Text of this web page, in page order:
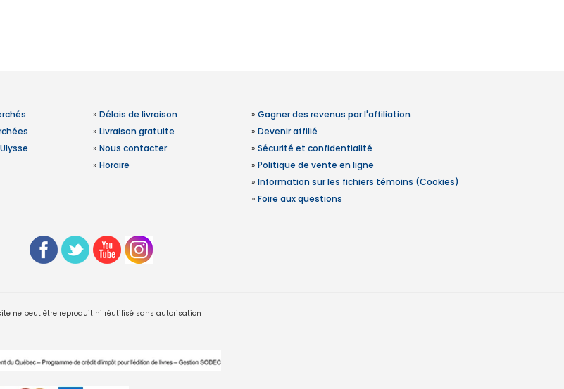
» Délais de livraison
» Livraison gratuite
» Nous contacter
» Horaire
» Gagner des revenus par l'affiliation
» Devenir affilié
» Sécurité et confidentialité
» Politique de vente en ligne
» Information sur les fichiers témoins (Cookies)
» Foire aux questions
ne peut être reproduit ni réutilisé sans autorisation